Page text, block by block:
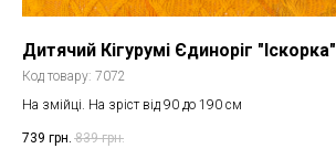
Дитячий Кігурумі Єдиноріг "Іскорка"
Код товару: 7072
На змійці. На зріст від 90 до 190 см
739 грн. 839 грн.